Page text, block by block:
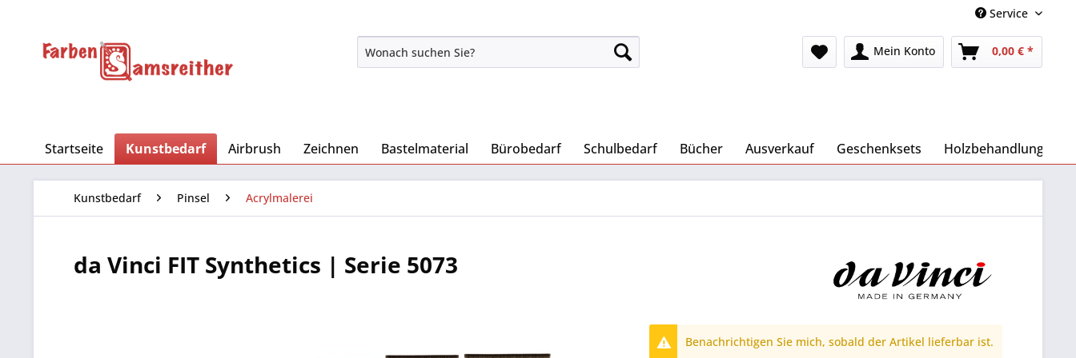
Service
Mein Konto 0,00 € *
Startseite Kunstbedarf Airbrush Zeichnen Bastelmaterial Bürobedarf Schulbedarf Bücher Ausverkauf Geschenksets Holzbehandlung
Kunstbedarf Pinsel Acrylmalerei
da Vinci FIT Synthetics | Serie 5073
Benachrichtigen Sie mich, sobald der Artikel lieferbar ist.